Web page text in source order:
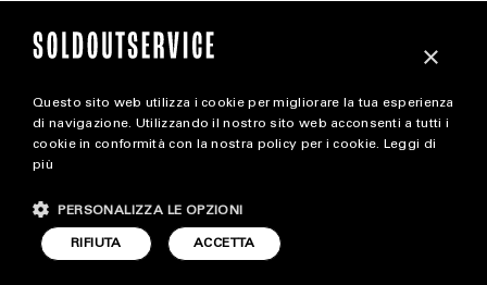
magazine
STYLE
FOOTWEAR
Lionel Messi protagonista
della nuova campagna di
Louis Vuitton
×
Questo sito web utilizza i cookie per migliorare la tua esperienza
di navigazione. Utilizzando il nostro sito web acconsenti a tutti i
cookie in conformità con la nostra policy per i cookie. Leggi di
più
ACCETTA
RIFIUTA
PERSONALIZZA LE OPZIONI